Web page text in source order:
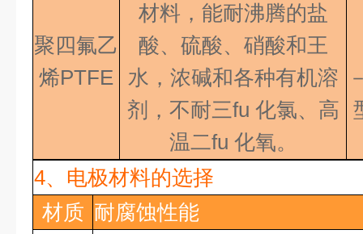
聚四氟乙
烯PTFE
材料，能耐沸腾的盐
酸、硫酸、硝酸和王
水，浓碱和各种有机溶
剂，不耐三fu 化氯、高
温二fu 化氧。
4、 电极材料的选择
材质 耐腐蚀性能